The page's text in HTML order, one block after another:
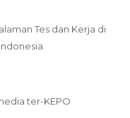
Tes dan Kerja di
ter-KEPO